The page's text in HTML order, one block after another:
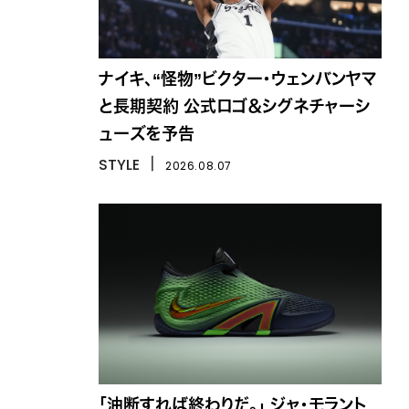
ナイキ、“怪物”ビクター・ウェンバンヤマ
と長期契約 公式ロゴ＆シグネチャーシ
ューズを予告
STYLE 2026.08.07
「油断すれば終わりだ。」 ジャ・モラント